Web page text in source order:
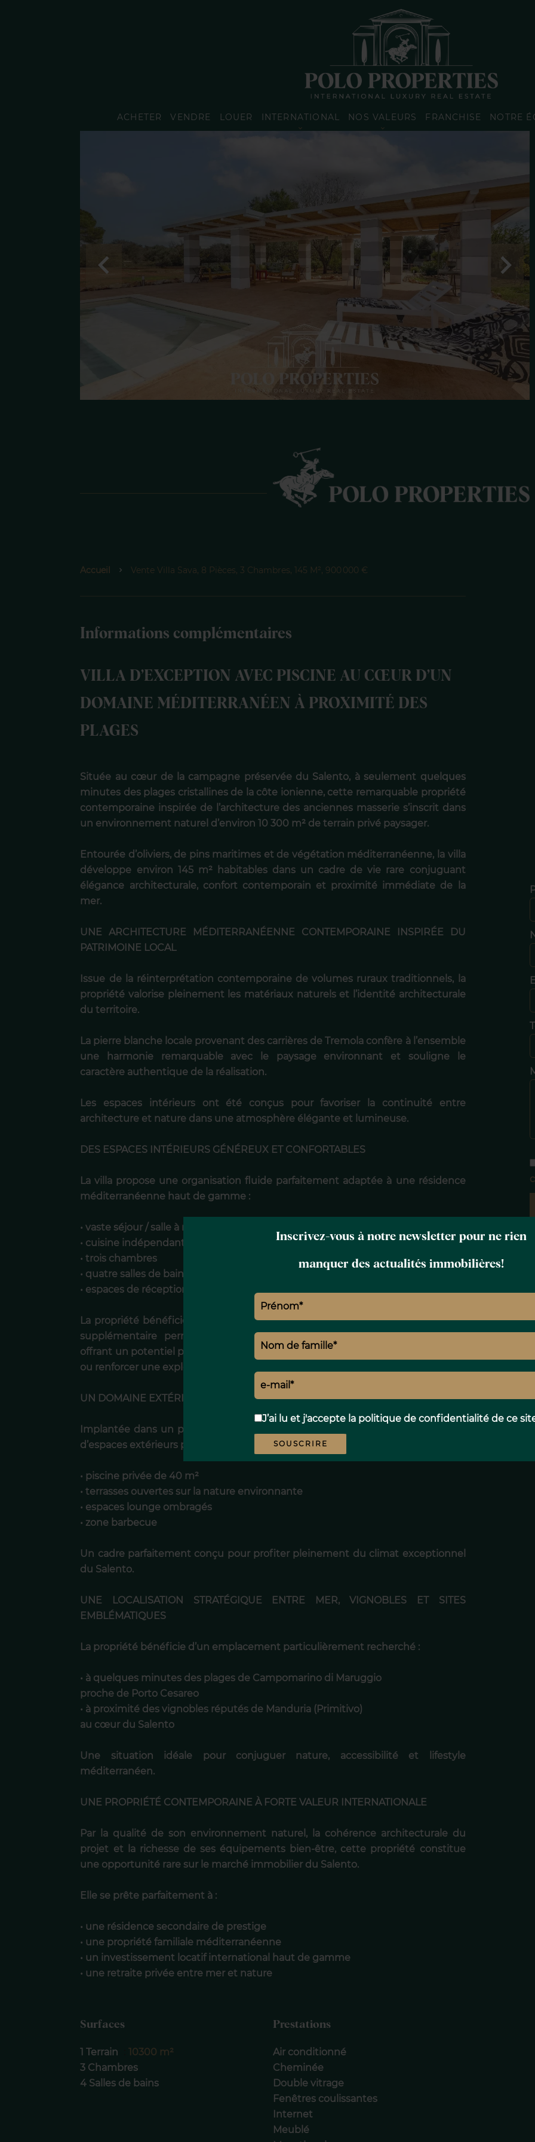
Inscrivez-vous à notre newsletter pour ne rien
manquer des actualités immobilières!
J’ai lu et j'accepte la politique de confidentialité de ce
SOUSCRIRE
ACHETER VENDRE LOUER INTERNATIONAL NOS VALEURS FRANCHISE NOTRE
Accueil Vente Villa Sava, 8 Pièces, 3 Chambres, 145 M², 900 000 €
Informations complémentaires
VILLA D’EXCEPTION AVEC PISCINE AU CŒUR D’UN
DOMAINE MÉDITERRANÉEN À PROXIMITÉ DES
PLAGES
Située au cœur de la campagne préservée du Salento, à seulement quelques
minutes des plages cristallines de la côte ionienne, cette remarquable propriété
contemporaine inspirée de l’architecture des anciennes masserie s’inscrit dans
un environnement naturel d’environ 10 300 m² de terrain privé paysager.
Entourée d’oliviers, de pins maritimes et de végétation méditerranéenne, la villa
développe environ 145 m² habitables dans un cadre de vie rare conjuguant
élégance architecturale, confort contemporain et proximité immédiate de la
mer.
UNE ARCHITECTURE MÉDITERRANÉENNE CONTEMPORAINE INSPIRÉE DU
PATRIMOINE LOCAL
Issue de la réinterprétation contemporaine de volumes ruraux traditionnels, la
propriété valorise pleinement les matériaux naturels et l’identité architecturale
du territoire.
La pierre blanche locale provenant des carrières de Tremola confère à l’ensemble
une harmonie remarquable avec le paysage environnant et souligne le
caractère authentique de la réalisation.
Les espaces intérieurs ont été conçus pour favoriser la continuité entre
architecture et nature dans une atmosphère élégante et lumineuse.
DES ESPACES INTÉRIEURS GÉNÉREUX ET CONFORTABLES
La villa propose une organisation fluide parfaitement adaptée à une résidence
méditerranéenne haut de gamme :
• vaste séjour / salle à manger d’environ 60 m²
• cuisine indépendante
• trois chambres
• quatre salles de bains
• espaces de réception ouverts sur les terrasses et le jardin
La propriété bénéficie également de la possibilité de réaliser une dépendance
supplémentaire permettant la création de deux chambres additionnelles,
offrant un potentiel particulièrement intéressant pour accueillir famille et invités
ou renforcer une exploitation locative haut de gamme.
UN DOMAINE EXTÉRIEUR DÉDIÉ AU BIEN-ÊTRE ET À L’ART DE VIVRE
Implantée dans un parc privé soigneusement aménagé, la propriété bénéficie
d’espaces extérieurs particulièrement qualitatifs :
• piscine privée de 40 m²
• terrasses ouvertes sur la nature environnante
• espaces lounge ombragés
• zone barbecue
Un cadre parfaitement conçu pour profiter pleinement du climat exceptionnel
du Salento.
UNE LOCALISATION STRATÉGIQUE ENTRE MER, VIGNOBLES ET SITES
EMBLÉMATIQUES
La propriété bénéficie d’un emplacement particulièrement recherché :
• à quelques minutes des plages de Campomarino di Maruggio
proche de Porto Cesareo
• à proximité des vignobles réputés de Manduria (Primitivo)
au cœur du Salento
Une situation idéale pour conjuguer nature, accessibilité et lifestyle
méditerranéen.
UNE PROPRIÉTÉ CONTEMPORAINE À FORTE VALEUR INTERNATIONALE
Par la qualité de son environnement naturel, la cohérence architecturale du
projet et la richesse de ses équipements bien-être, cette propriété constitue
une opportunité rare sur le marché immobilier du Salento.
Elle se prête parfaitement à :
• une résidence secondaire de prestige
• une propriété familiale méditerranéenne
• un investissement locatif international haut de gamme
• une retraite privée entre mer et nature
Surfaces
1 Terrain
10300 m²
3 Chambres
4 Salles de bains
Prestations
Air conditionné
Cheminée
Double vitrage
Fenêtres coulissantes
Internet
Meublé